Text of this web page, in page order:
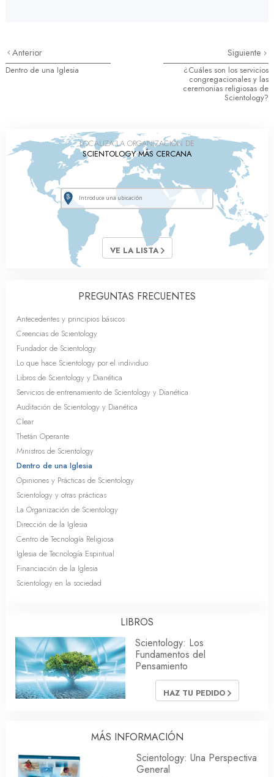
Anterior
Dentro de una Iglesia
Siguiente
¿Cuáles son los servicios
congregacionales y las
ceremonias religiosas de
Scientology?
LOCALIZA LA ORGANIZACIÓN DE
SCIENTOLOGY MÁS CERCANA
VE LA LISTA
PREGUNTAS FRECUENTES
Antecedentes y principios básicos
Creencias de Scientology
Fundador de Scientology
Lo que hace Scientology por el individuo
Libros de Scientology y Dianética
Servicios de entrenamiento de Scientology y Dianética
Auditación de Scientology y Dianética
Clear
Thetán Operante
Ministros de Scientology
Dentro de una Iglesia
Opiniones y Prácticas de Scientology
Scientology y otras prácticas
La Organización de Scientology
Dirección de la Iglesia
Centro de Tecnología Religiosa
Iglesia de Tecnología Espiritual
Financiación de la Iglesia
Scientology en la sociedad
LIBROS
Scientology: Los
Fundamentos del
Pensamiento
HAZ TU PEDIDO
MÁS INFORMACIÓN
Scientology: Una Perspectiva
General